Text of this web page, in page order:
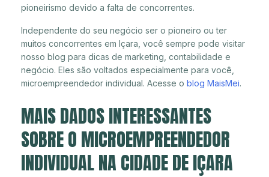
pioneirismo devido a falta de concorrentes.
Independente do seu negócio ser o pioneiro ou ter
muitos concorrentes em Içara, você sempre pode visitar
nosso blog para dicas de marketing, contabilidade e
negócio. Eles são voltados especialmente para você,
microempreendedor individual. Acesse o blog MaisMei.
MAIS DADOS INTERESSANTES
SOBRE O MICROEMPREENDEDOR
INDIVIDUAL NA CIDADE DE IÇARA